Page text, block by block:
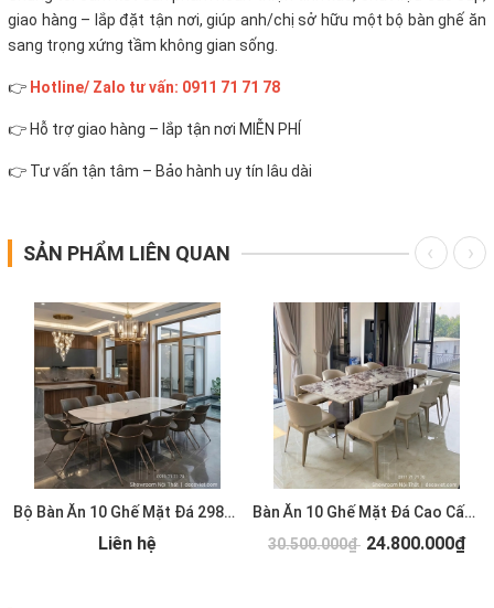
giao hàng – lắp đặt tận nơi, giúp anh/chị sở hữu một bộ bàn ghế ăn
sang trọng xứng tầm không gian sống.
👉 Hotline/ Zalo tư vấn: 0911 71 71 78
👉 Hỗ trợ giao hàng – lắp tận nơi MIỄN PHÍ
👉 Tư vấn tận tâm – Bảo hành uy tín lâu dài
SẢN PHẨM LIÊN QUAN
Bộ Bàn Ăn 10 Ghế Mặt Đá 2981S
Liên hệ
Bàn Ăn 10 Ghế Mặt Đá Cao Cấp 2931S
30.500.000₫ 24.800.000₫